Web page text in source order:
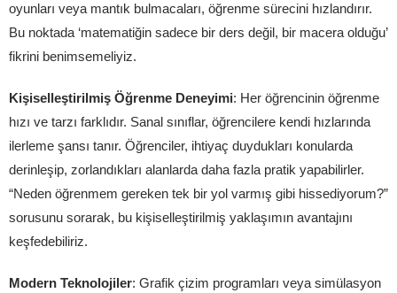
oyunları veya mantık bulmacaları, öğrenme sürecini hızlandırır.
Bu noktada ‘matematiğin sadece bir ders değil, bir macera olduğu’
fikrini benimsemeliyiz.
Kişiselleştirilmiş Öğrenme Deneyimi: Her öğrencinin öğrenme
hızı ve tarzı farklıdır. Sanal sınıflar, öğrencilere kendi hızlarında
ilerleme şansı tanır. Öğrenciler, ihtiyaç duydukları konularda
derinleşip, zorlandıkları alanlarda daha fazla pratik yapabilirler.
“Neden öğrenmem gereken tek bir yol varmış gibi hissediyorum?”
sorusunu sorarak, bu kişiselleştirilmiş yaklaşımın avantajını
keşfedebiliriz.
Modern Teknolojiler: Grafik çizim programları veya simülasyon